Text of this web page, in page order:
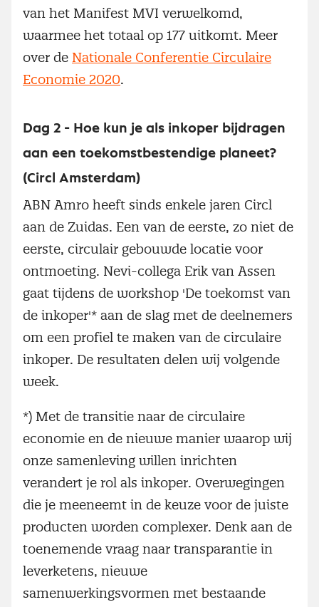
van het Manifest MVI verwelkomd,
waarmee het totaal op 177 uitkomt. Meer
over de Nationale Conferentie Circulaire
Economie 2020.
Dag 2 - Hoe kun je als inkoper bijdragen
aan een toekomstbestendige planeet?
(Circl Amsterdam)
ABN Amro heeft sinds enkele jaren Circl
aan de Zuidas. Een van de eerste, zo niet de
eerste, circulair gebouwde locatie voor
ontmoeting. Nevi-collega Erik van Assen
gaat tijdens de workshop 'De toekomst van
de inkoper'* aan de slag met de deelnemers
om een profiel te maken van de circulaire
inkoper. De resultaten delen wij volgende
week.
*) Met de transitie naar de circulaire
economie en de nieuwe manier waarop wij
onze samenleving willen inrichten
verandert je rol als inkoper. Overwegingen
die je meeneemt in de keuze voor de juiste
producten worden complexer. Denk aan de
toenemende vraag naar transparantie in
leverketens, nieuwe
samenwerkingsvormen met bestaande